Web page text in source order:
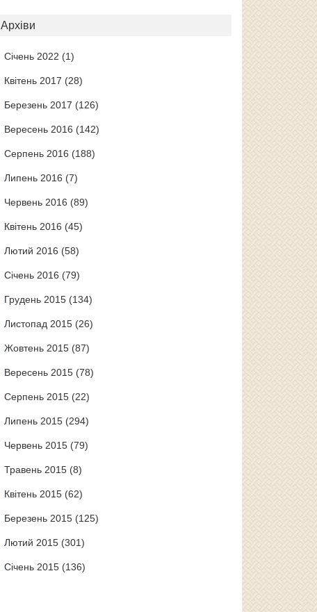
Архіви
Січень 2022 (1)
Квітень 2017 (28)
Березень 2017 (126)
Вересень 2016 (142)
Серпень 2016 (188)
Липень 2016 (7)
Червень 2016 (89)
Квітень 2016 (45)
Лютий 2016 (58)
Січень 2016 (79)
Грудень 2015(134)
Листопад 2015(26)
Жовтень 2015(87)
Вересень 2015(78)
Серпень 2015(22)
Липень 2015(294)
Червень 2015(79)
Травень 2015(8)
Квітень 2015(62)
Березень 2015(125)
Лютий 2015(301)
Січень 2015(136)